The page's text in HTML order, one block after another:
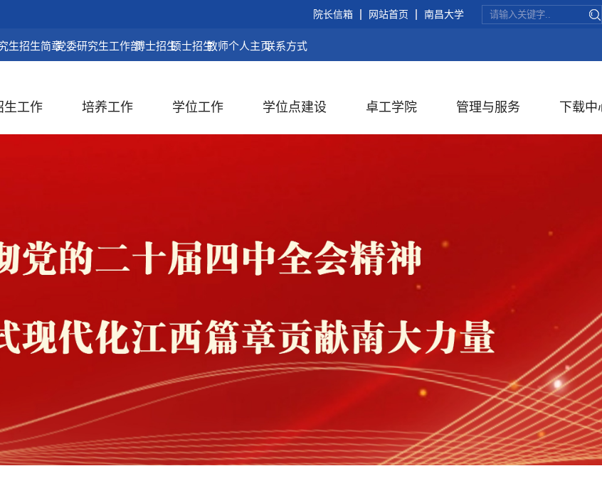
院长信箱 网站首页 南昌大学
生招生简章党委研究生工作部博士招生硕士招生教师个人主页联系方式
生工作 培养工作 学位工作 学位点建设 卓工学院 管理与服务 下载中